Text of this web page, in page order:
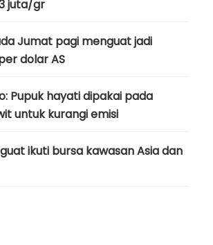
juta/gr
Jumat pagi menguat jadi
dolar AS
Pupuk hayati dipakai pada
untuk kurangi emisi
ikuti bursa kawasan Asia dan